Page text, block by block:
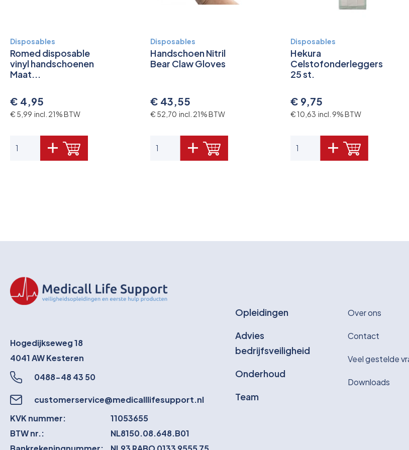
Disposables
Romed disposable
vinyl handschoenen
Maat...
€ 4,95
€ 5,99 incl. 21% BTW
Disposables
Handschoen Nitril
Bear Claw Gloves
€ 43,55
€ 52,70 incl. 21% BTW
Disposables
Hekura
Celstofonderleggers
25 st.
€ 9,75
€ 10,63 incl. 9% BTW
Hogedijkseweg 18
4041 AWKesteren
0488-48 43 50
customerservice@medicalllifesupport.nl
KVK nummer:
11053655
BTW nr.:
NL8150.08.648.B01
Opleidingen
Advies
bedrijfsveiligheid
Onderhoud
Team
Over ons
Contact
Veel gestelde
Downloads